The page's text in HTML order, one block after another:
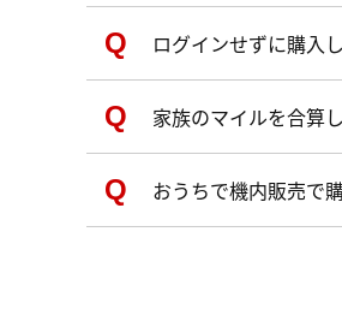
ログインせずに購入
家族のマイルを合算
おうちで機内販売で